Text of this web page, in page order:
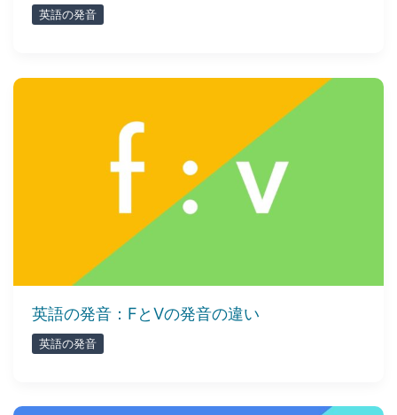
英語の発音
英語の発音：FとVの発音の違い
英語の発音